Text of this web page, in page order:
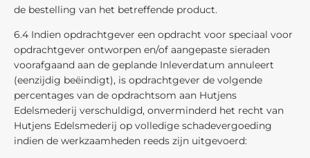
de bestelling van het betreffende product.
6.4 Indien opdrachtgever een opdracht voor speciaal voor
opdrachtgever ontworpen en/of aangepaste sieraden
voorafgaand aan de geplande Inleverdatum annuleert
(eenzijdig beëindigt), is opdrachtgever de volgende
percentages van de opdrachtsom aan Hutjens
Edelsmederij verschuldigd, onverminderd het recht van
Hutjens Edelsmederij op volledige schadevergoeding
indien de werkzaamheden reeds zijn uitgevoerd: